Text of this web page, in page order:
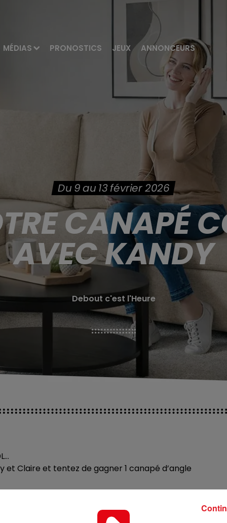
MÉDIAS PRONOSTICS JEUX ANNONCEURS
10h00 - 12h00
Du 9 au 13 février 2026
CANAPÉ
AVEC KANDY
Debout c'est l'Heure
et Claire et tentez de gagner 1 canapé d’angle
faites-vous plaisir en piochant parmi des centaines